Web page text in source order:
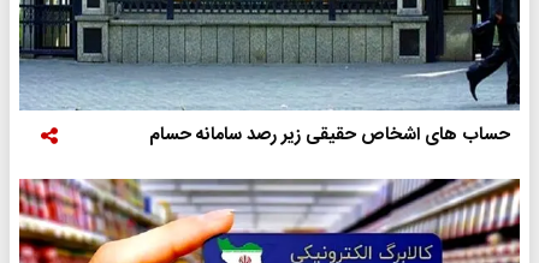
حساب های اشخاص حقیقی زیر رصد سامانه حسام